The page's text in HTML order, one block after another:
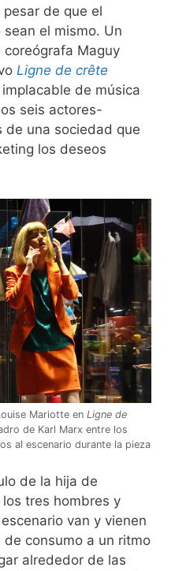
de que el
el mismo. Un
Maguy
Ligne de crête
de música
seis actores-
de una sociedad que
los deseos
Mariotte en Ligne de
de Karl Marx entre los
al escenario durante la pieza
de la hija de
tres hombres y
van y vienen
consumo a un ritmo
alrededor de las